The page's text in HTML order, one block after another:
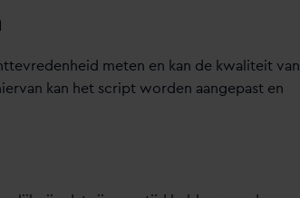
meten en kan de kwaliteit van
kan het script worden aangepast en